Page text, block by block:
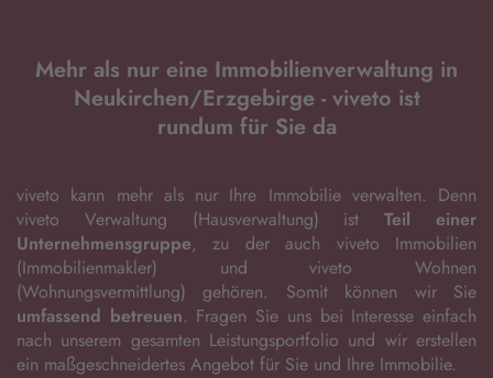
Mehr als nur eine Immobilienverwaltung in
Neukirchen/Erzgebirge - viveto ist
rundum für Sie da
viveto kann mehr als nur Ihre Immobilie verwalten. Denn
viveto Verwaltung (Hausverwaltung) istTeil einer
Unternehmensgruppe, zu der auch viveto Immobilien
(Immobilienmakler) und viveto Wohnen
(Wohnungsvermittlung) gehören. Somit können wir Sie
umfassend betreuen. Fragen Sie uns bei Interesse einfach
nach unserem gesamten Leistungsportfolio und wir erstellen
ein maßgeschneidertes Angebot für Sie und Ihre Immobilie.